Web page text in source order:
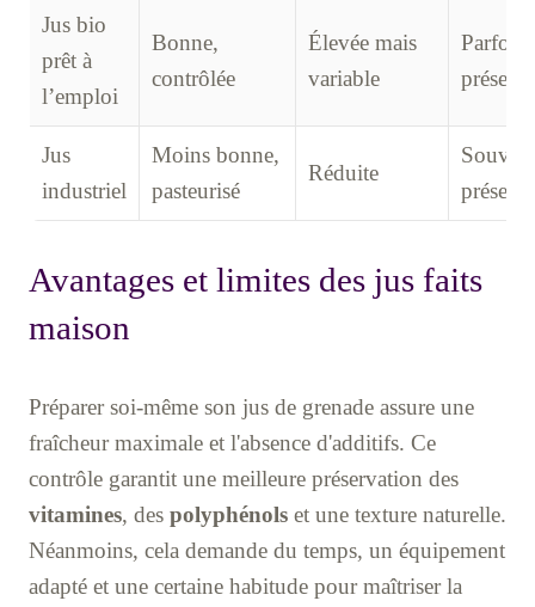
Jus bio
prêt à
l’emploi
Bonne,
contrôlée
Élevée mais
variable
Parfois
présents
Jus
industriel
Moins bonne,
pasteurisé
Réduite
présents
Avantages et limites des jus faits
maison
Préparer soi-même son jus de grenade assure une
fraîcheur maximale et l'absence d'additifs. Ce
contrôle garantit une meilleure préservation des
vitamines, des polyphénols et une texture naturelle.
Néanmoins, cela demande du temps, un équipement
adapté et une certaine habitude pour maîtriser la